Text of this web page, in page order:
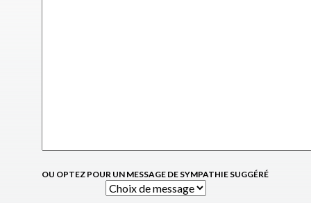
OU OPTEZ POUR UN MESSAGE DE SYMPATHIE SUGGÉRÉ